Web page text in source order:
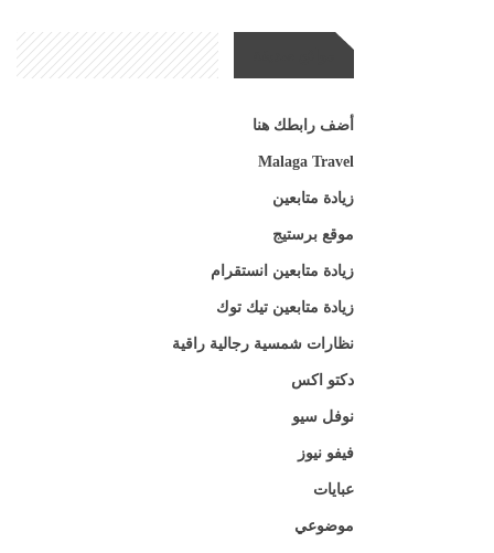
أضف رابطك هنا
Malaga Travel
زيادة متابعين
موقع برستيج
زيادة متابعين انستقرام
زيادة متابعين تيك توك
نظارات شمسية رجالية راقية
دكتو اكس
نوفل سيو
فيفو نيوز
عبايات
موضوعي